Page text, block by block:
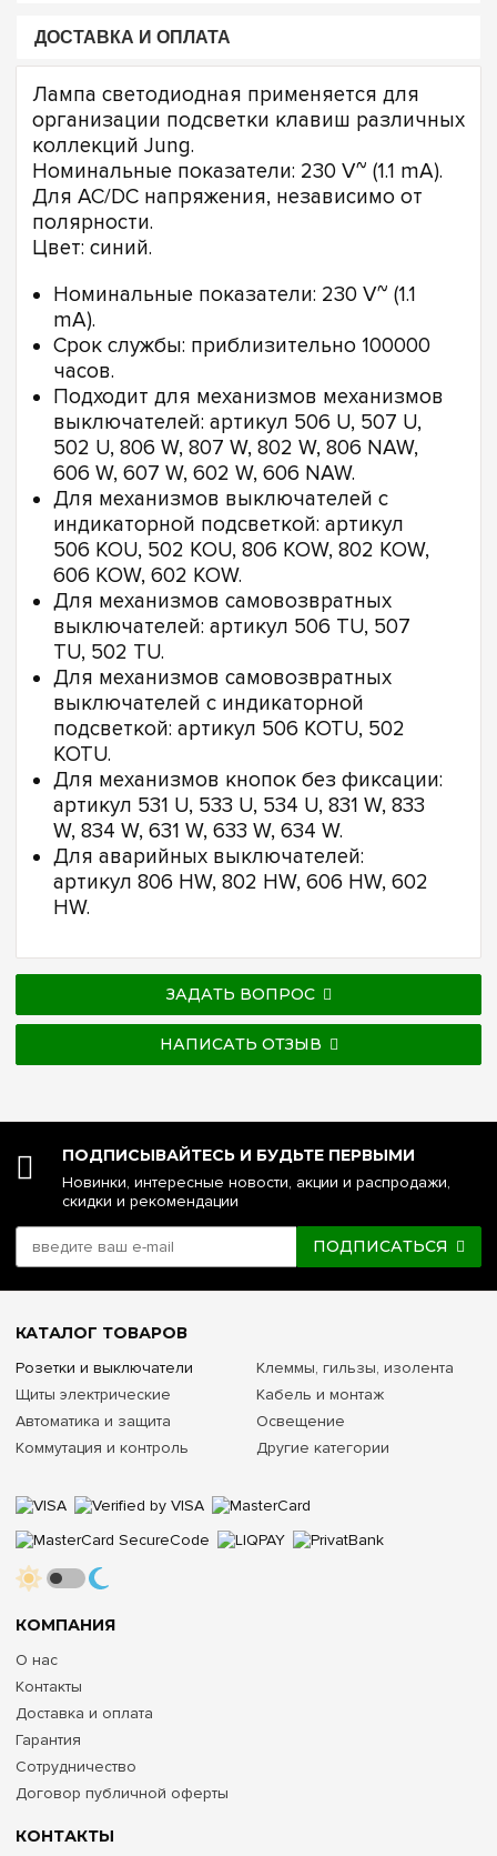
ДОСТАВКА И ОПЛАТА
Лампа светодиодная применяется для
организации подсветки клавиш различных
коллекций Jung.
Номинальные показатели: 230 V~ (1.1 mA).
Для AC/DC напряжения, независимо от
полярности.
Цвет: синий.
Номинальные показатели: 230 V~ (1.1
mA).
Срок службы: приблизительно 100000
часов.
Подходит для механизмов механизмов
выключателей: артикул 506 U, 507 U,
502 U, 806 W, 807 W, 802 W, 806 NAW,
606 W, 607 W, 602 W, 606 NAW.
Для механизмов выключателей с
индикаторной подсветкой: артикул
506 KOU, 502 KOU, 806 KOW, 802 KOW,
606 KOW, 602 KOW.
Для механизмов самовозвратных
выключателей: артикул 506 TU, 507
TU, 502 TU.
Для механизмов самовозвратных
выключателей с индикаторной
подсветкой: артикул 506 KOTU, 502
KOTU.
Для механизмов кнопок без фиксации:
артикул 531 U, 533 U, 534 U, 831 W, 833
W, 834 W, 631 W, 633 W, 634 W.
Для аварийных выключателей:
артикул 806 HW, 802 HW, 606 HW, 602
HW.
ЗАДАТЬ ВОПРОС
НАПИСАТЬ ОТЗЫВ
ПОДПИСЫВАЙТЕСЬ И БУДЬТЕ ПЕРВЫМИ
Новинки, интересные новости, акции и распродажи,
скидки и рекомендации
ПОДПИСАТЬСЯ
КОНТАКТЫ
КОМПАНИЯ
О нас
Контакты
Доставка и оплата
Гарантия
Сотрудничество
Договор публичной оферты
КАТАЛОГ ТОВАРОВ
Розетки и выключатели
Щиты электрические
Автоматика и защита
Коммутация и контроль
Клеммы, гильзы, изолента
Кабель и монтаж
Освещение
Другие категории